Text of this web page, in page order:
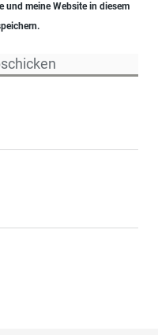
und meine Website in diesem